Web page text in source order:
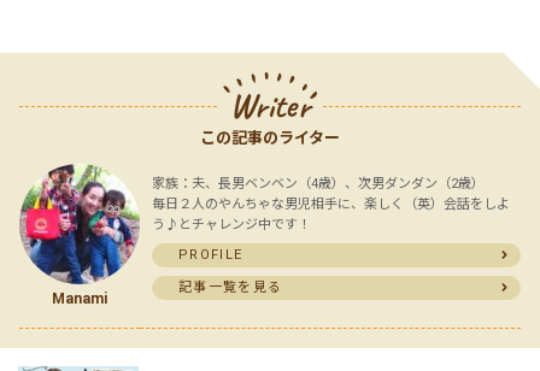
Writer
この記事のライター
Manami
家族：夫、長男ベンベン（4歳）、次男ダンダン（2歳）
毎日２人のやんちゃな男児相手に、楽しく（英）会話をしよ
う♪とチャレンジ中です！
PROFILE
記事一覧を見る